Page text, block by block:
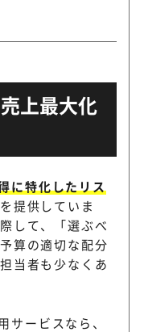
上最大化
に特化したリス
を提供していま
して、「選ぶべ
算の適切な配分
当者も少なくあ
ービスなら、